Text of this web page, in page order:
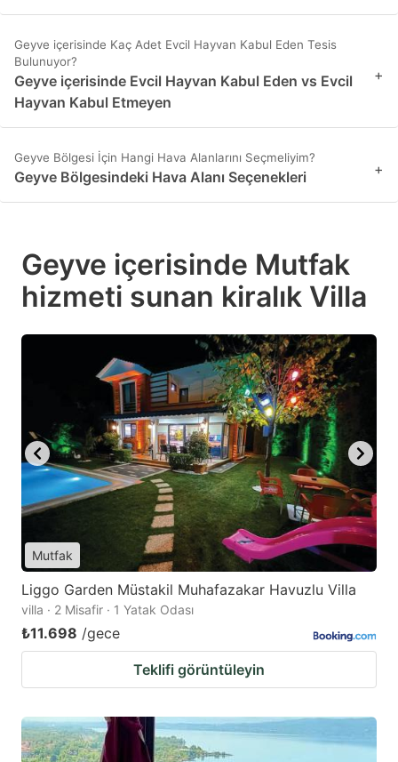
Geyve içerisinde Kaç Adet Evcil Hayvan Kabul Eden Tesis
Bulunuyor?
Geyve içerisinde Evcil Hayvan Kabul Eden vs Evcil
Hayvan Kabul Etmeyen
+
Geyve Bölgesi İçin Hangi Hava Alanlarını Seçmeliyim?
Geyve Bölgesindeki Hava Alanı Seçenekleri +
Geyve içerisinde Mutfak
hizmeti sunan kiralık Villa
Mutfak
Liggo Garden Müstakil Muhafazakar Havuzlu Villa
villa · 2 Misafir · 1 Yatak Odası
₺11.698 /gece
Teklifi görüntüleyin